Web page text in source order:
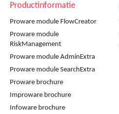
Productinformatie
Proware module FlowCreator
Proware module
RiskManagement
Proware module AdminExtra
Proware module SearchExtra
Proware brochure
Improware brochure
Infoware brochure